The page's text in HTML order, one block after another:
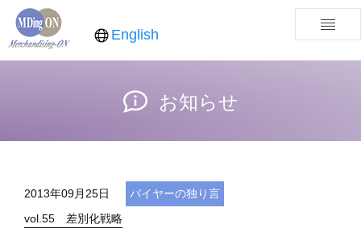
English
お知らせ
2013年09月25日
バイヤーの独り言
vol.55 差別化戦略